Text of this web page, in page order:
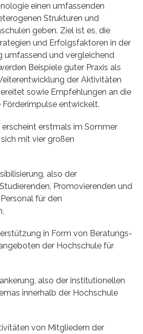
einen umfassenden
Strukturen und
geben. Ziel ist es, die
und Erfolgsfaktoren in der
umfassend und vergleichend
Beispiele guter Praxis als
der Aktivitäten
sowie Empfehlungen an die
entwickelt.
erscheint erstmals im Sommer
mit vier großen
also der
Promovierenden und
für den
in Form von Beratungs-
der Hochschule für
also der institutionellen
innerhalb der Hochschule
von Mitgliedern der